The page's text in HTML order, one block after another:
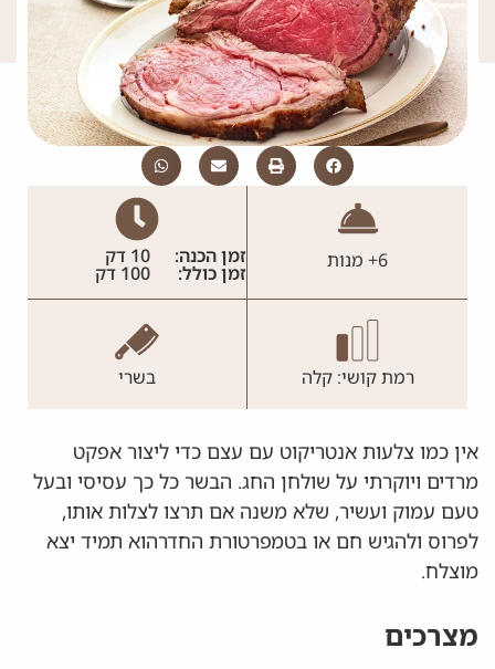
6+ מנות זמן הכנה: 10 דק
זמן כולל: 100 דק
רמת קושי: קלה בשרי
אין כמו צלעות אנטריקוט עם עצם כדי ליצור אפקט
מרדים ויוקרתי על שולחן החג. הבשר כל כך עסיסי ובעל
טעם עמוק ועשיר, שלא משנה אם תרצו לצלות אותו,
לפרוס ולהגיש חם או בטמפרטורת החדרהוא תמיד יצא
מוצלח.
מצרכים